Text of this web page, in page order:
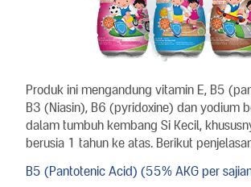
Produk ini mengandung vitamin E, B5
B3 (Niasin), B6 (pyridoxine) dan yodium
dalam tumbuh kembang Si Kecil,
berusia 1 tahun ke atas. Berikut
B5 (Pantotenic Acid) (55% AKG per